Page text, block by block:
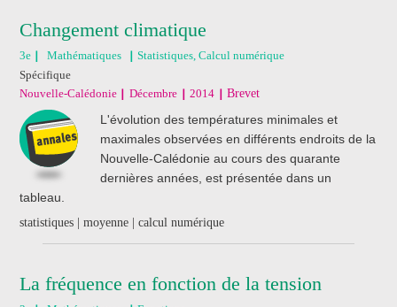
Changement climatique
3e Mathématiques
Statistiques, Calcul numérique
Spécifique
Nouvelle-Calédonie
Décembre 2014 Brevet
L'évolution des températures minimales et
maximales observées en différents endroits de la
Nouvelle-Calédonie au cours des quarante
dernières années, est présentée dans un
tableau.
statistiques | moyenne | calcul numérique
La fréquence en fonction de la tension